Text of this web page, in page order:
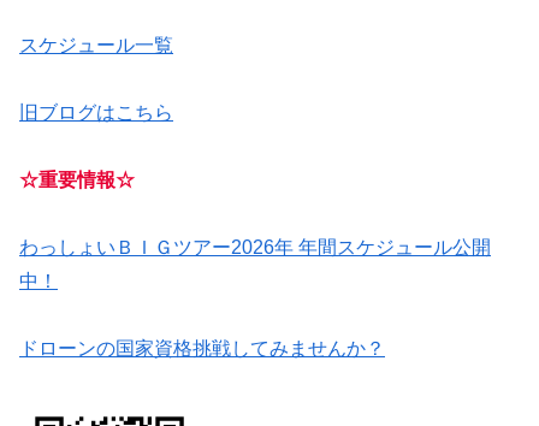
スケジュール一覧
旧ブログはこちら
☆重要情報☆
わっしょいＢＩＧツアー2026年 年間スケジュール公開
中！
ドローンの国家資格挑戦してみませんか？